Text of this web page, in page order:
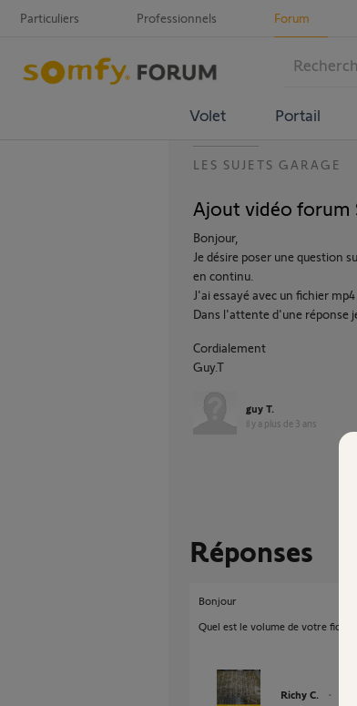
Particuliers Professionnels Forum
Volet Portail
LES SUJETS GARAGE
Ajout vidéo forum
Bonjour,
Je désire poser une question
en continu.
J'ai essayé avec un fichier
Dans l'attente d'une réponse
Cordialement
Guy.T
guy T.
il y a plus de 3 ans
Réponses
Bonjour
Quel est le volume de votre
Richy C. il y